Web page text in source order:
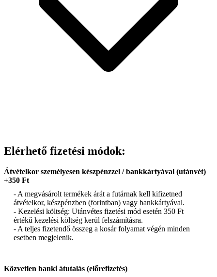
Elérhető fizetési módok:
Átvételkor személyesen készpénzzel / bankkártyával (utánvét)
+350 Ft
- A megvásárolt termékek árát a futárnak kell kifizetned
átvételkor, készpénzben (forintban) vagy bankkártyával.
- Kezelési költség: Utánvétes fizetési mód esetén 350 Ft
értékű kezelési költség kerül felszámításra.
- A teljes fizetendő összeg a kosár folyamat végén minden
esetben megjelenik.
Közvetlen banki átutalás (előrefizetés)